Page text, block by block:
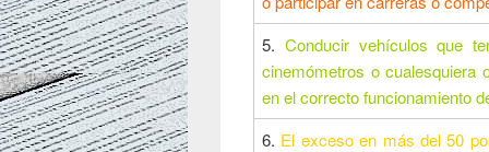
5. Conducir vehículos que
cinemómetros o cualesquiera
en el correcto funcionamiento
6. El exceso en más del 50